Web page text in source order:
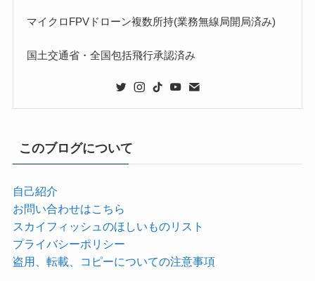
マイクロFPVドローン複数所持(業務無線局開局済み)
国土交通省・全国包括飛行承認済み
このブログについて
自己紹介
お問い合わせはこちら
スカイフィッシュのほしいものリスト
プライバシーポリシー
盗用、転載、コピーについての注意事項